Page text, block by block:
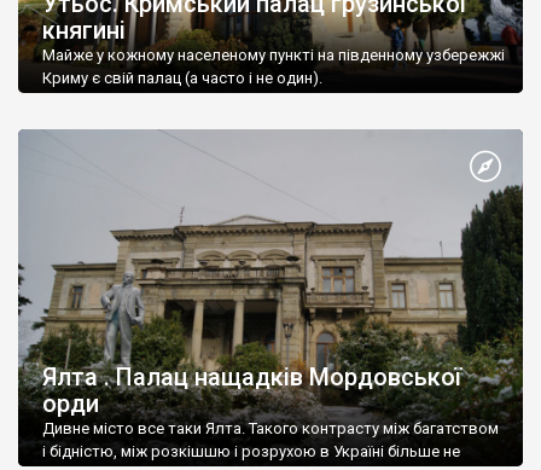
княгині
Майже у кожному населеному пункті на південному узбережжі
Криму є свій палац (а часто і не один).
Ялта . Палац нащадків Мордовської
орди
Дивне місто все таки Ялта. Такого контрасту між багатством
і бідністю, між розкішшю і розрухою в Україні більше не